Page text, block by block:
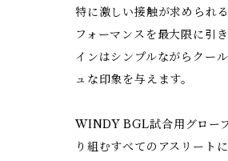
特に激しい接触が求められ
フォーマンスを最大限に引
インはシンプルながらクー
ュな印象を与えます。
WINDY BGL試合用グロー
り組むすべてのアスリート